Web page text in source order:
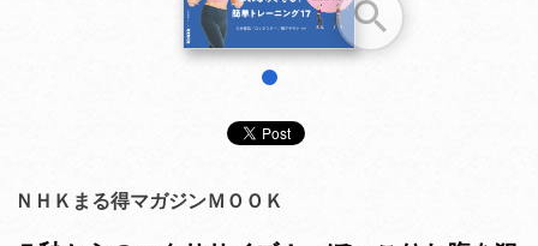
ＮＨＫまる得マガジンＭＯＯＫ